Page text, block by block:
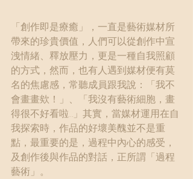
「創作即是療癒」，一直是藝術媒材所
帶來的珍貴價值，人們可以從創作中宣
洩情緒、釋放壓力，更是一種自我照顧
的方式，然而，也有人遇到媒材便有莫
名的焦慮感，常聽成員跟我說：「我不
會畫畫欸！」、「我沒有藝術細胞，畫
得很不好看啦…」其實，當媒材運用在自
我探索時，作品的好壞美醜並不是重
點，最重要的是，過程中內心的感受，
及創作後與作品的對話，正所謂「過程
藝術」。